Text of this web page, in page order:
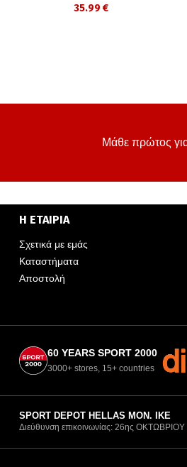
35.99 €
Μάθε πρώτος
Η ΕΤΑΙΡΙΑ
Σχετικά με εμάς
Καταστήματα
Αποστολή
60 YEARS SPORT 2000
3000+ stores, 15+ countries
SPORT DEPOT HELLAS ΜΟΝ. ΙΚΕ
Διεύθυνση επικοινωνίας: 26ης